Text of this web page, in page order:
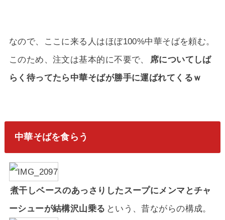
なので、ここに来る人はほぼ100%中華そばを頼む。
このため、注文は基本的に不要で、
席についてしば
らく待ってたら中華そばが勝手に運ばれてくるｗ
中華そばを食らう
煮干しベースのあっさりしたスープにメンマとチャ
ーシューが結構沢山乗る という、昔ながらの構成。